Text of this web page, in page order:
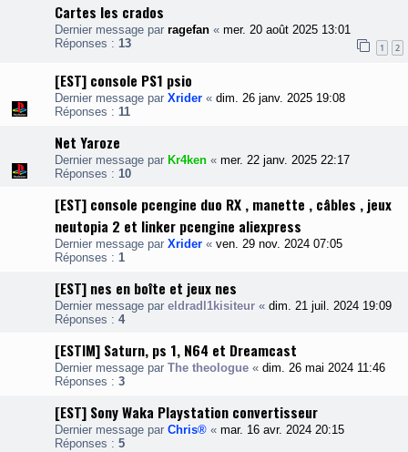
Cartes les crados
Dernier message par ragefan « mer. 20 août 2025 13:01
Réponses : 13 1 2
[EST] console PS1 psio
Dernier message par Xrider « dim. 26 janv. 2025 19:08
Réponses : 11
Net Yaroze
Dernier message par Kr4ken « mer. 22 janv. 2025 22:17
Réponses : 10
[EST] console pcengine duo RX , manette , câbles , jeux
neutopia 2 et linker pcengine aliexpress
Dernier message par Xrider « ven. 29 nov. 2024 07:05
Réponses : 1
[EST] nes en boîte et jeux nes
Dernier message par eldradl1kisiteur « dim. 21 juil. 2024 19:09
Réponses : 4
[ESTIM] Saturn, ps 1, N64 et Dreamcast
Dernier message par The theologue « dim. 26 mai 2024 11:46
Réponses : 3
[EST] Sony Waka Playstation convertisseur
Dernier message par Chris® « mar. 16 avr. 2024 20:15
Réponses : 5